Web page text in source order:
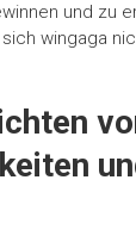
und zu
wingaga